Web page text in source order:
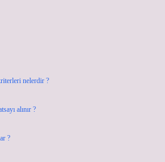
nelerdir ?
alınır ?
?